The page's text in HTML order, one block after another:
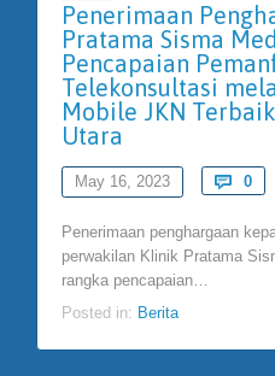
Penerimaan
Pratama Sisma
Pencapaian
Telekonsultasi
Mobile JKN
Utara
May 16, 2023  0
Penerimaan penghargaan
perwakilan Klinik Pratama
rangka pencapaian…
Posted in: Berita